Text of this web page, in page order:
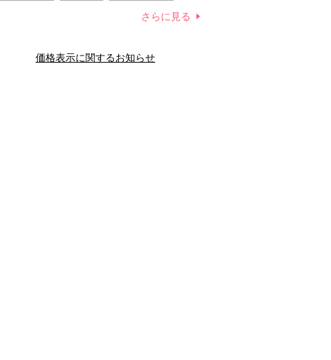
夫との関係
新津春子 どか食い
さらに見る
価格表示に関するお知らせ